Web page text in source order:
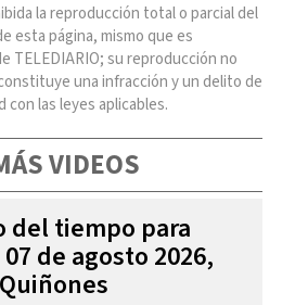
la reproducción total o parcial del
esta página, mismo que es
TELEDIARIO; su reproducción no
una infracción y un delito de
con las leyes aplicables.
VIDEOS
del tiempo para
de agosto 2026,